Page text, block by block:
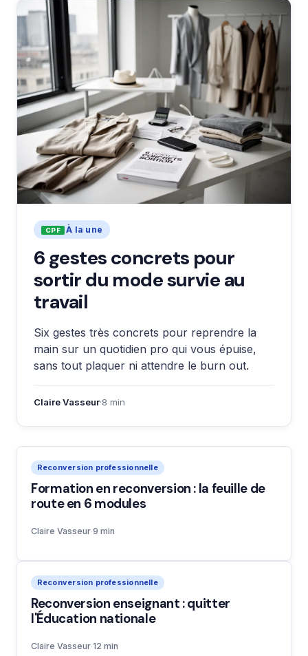
À la une
6 gestes concrets pour
sortir du mode survie au
travail
Six gestes très concrets pour reprendre la
main sur un quotidien pro qui vous épuise,
sans tout plaquer ni attendre le burn out.
Claire Vasseur·8 min
Reconversion professionnelle
Formation en reconversion : la feuille de
route en 6 modules
Claire Vasseur·9 min
Reconversion professionnelle
Reconversion enseignant : quitter
l'Éducation nationale
Claire Vasseur·12 min